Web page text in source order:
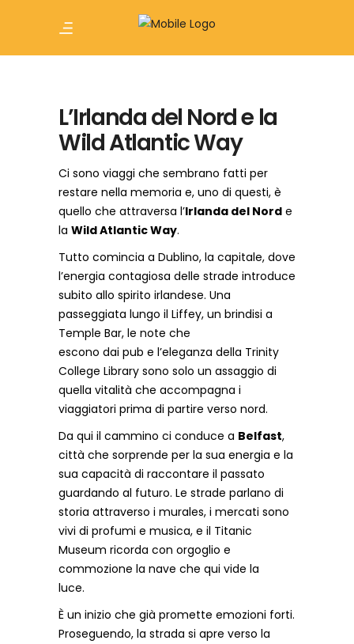
L’Irlanda del Nord e la
Wild Atlantic Way
Ci sono viaggi che sembrano fatti per
restare nella memoria e, uno di questi, è
quello che attraversa l’Irlanda del Nord e
la Wild Atlantic Way.
Tutto comincia a Dublino, la capitale, dove
l’energia contagiosa delle strade introduce
subito allo spirito irlandese. Una
passeggiata lungo il Liffey, un brindisi a
Temple Bar, le note che
escono dai pub e l’eleganza della Trinity
College Library sono solo un assaggio di
quella vitalità che accompagna i
viaggiatori prima di partire verso nord.
Da qui il cammino ci conduce a Belfast,
città che sorprende per la sua energia e la
sua capacità di raccontare il passato
guardando al futuro. Le strade parlano di
storia attraverso i murales, i mercati sono
vivi di profumi e musica, e il Titanic
Museum ricorda con orgoglio e
commozione la nave che qui vide la
luce.
È un inizio che già promette emozioni forti.
Proseguendo, la strada si apre verso la